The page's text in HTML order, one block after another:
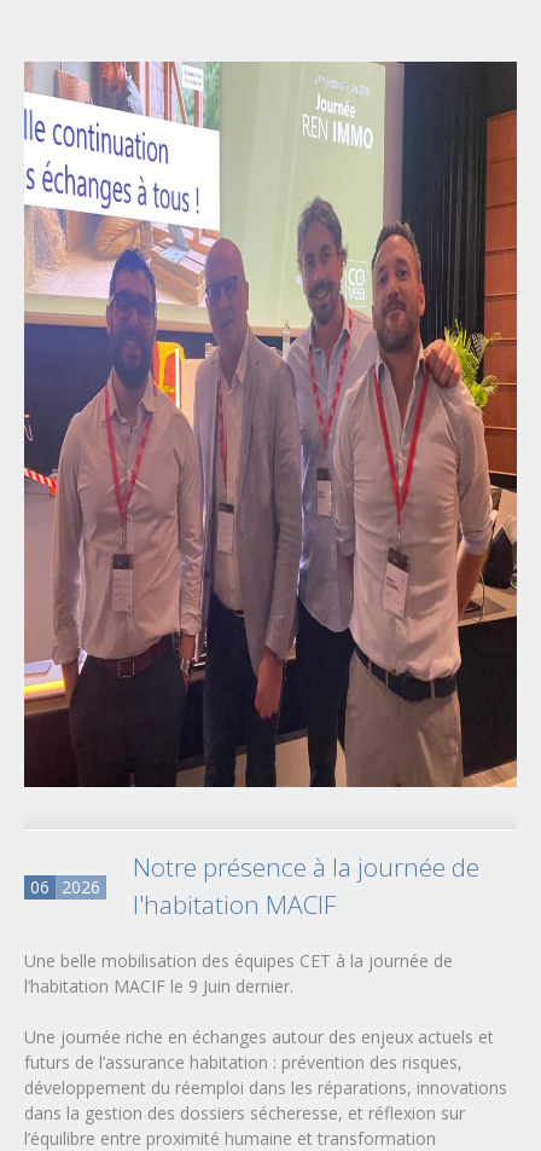
06 2026
Notre présence à la journée de
l'habitation MACIF
Une belle mobilisation des équipes CET à la journée de
l’habitation MACIF le 9 Juin dernier.
Une journée riche en échanges autour des enjeux actuels et
futurs de l’assurance habitation : prévention des risques,
développement du réemploi dans les réparations, innovations
dans la gestion des dossiers sécheresse, et réflexion sur
l’équilibre entre proximité humaine et transformation